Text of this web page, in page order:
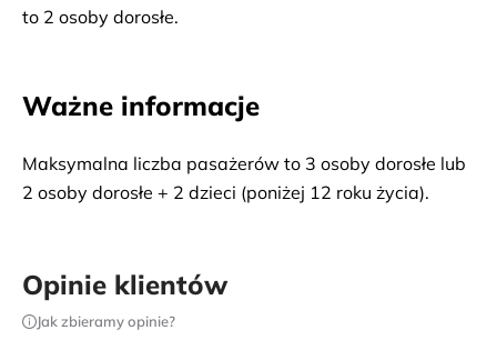
to 2 osoby dorosłe.
Ważne informacje
Maksymalna liczba pasażerów to 3 osoby dorosłe lub
2 osoby dorosłe + 2 dzieci (poniżej 12 roku życia).
Opinie klientów
Jak zbieramy opinie?